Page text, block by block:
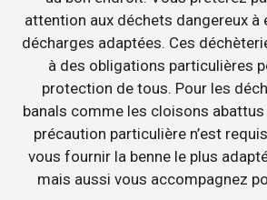
attention aux déchets dangereux à
décharges adaptées. Ces
à des obligations particulières
protection de tous. Pour les
banals comme les cloisons
précaution particulière n’est
vous fournir la benne le plus
mais aussi vous accompagnez